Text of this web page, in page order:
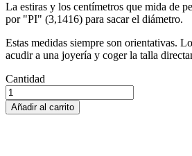
La estiras y los centímetros que mida de
por "PI" (3,1416) para sacar el diámetro.
Estas medidas siempre son orientativas.
acudir a una joyería y coger la talla
Cantidad
Añadir al carrito